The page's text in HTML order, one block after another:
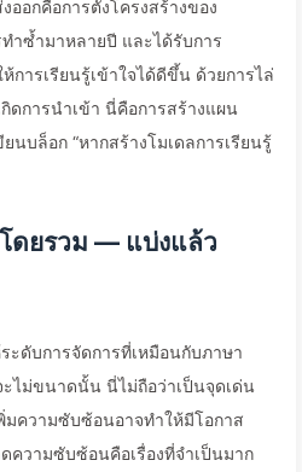
ออกคือการตั้งโครงสร้างของ
ำซ้ำมาหลายปี และได้รับการ
ารเรียนรู้เข้าใจได้ดีขึ้น ด้วยการไล่
กิดการนำเข้า นี่คือการสร้างแผน
นบล็อก “หากสร้างโมเดลการเรียนรู้
ดยรวม — แบ่งแล้ว
ะดับการจัดการที่เหมือนกับภาษา
ะไม่ขนาดนั้น นี่ไม่ถือว่าเป็นจุดเด่น
มความซับซ้อนอาจทำให้มีโอกาส
ความซับซ้อนคือเรื่องที่จำเป็นมาก